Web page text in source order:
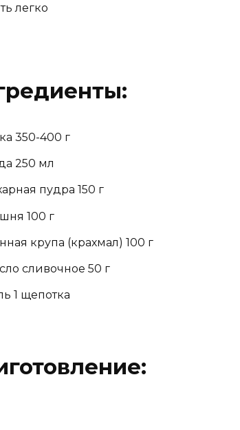
легко
350-400 г
250 мл
пудра 150 г
100 г
крупа (крахмал) 100 г
сливочное 50 г
1 щепотка